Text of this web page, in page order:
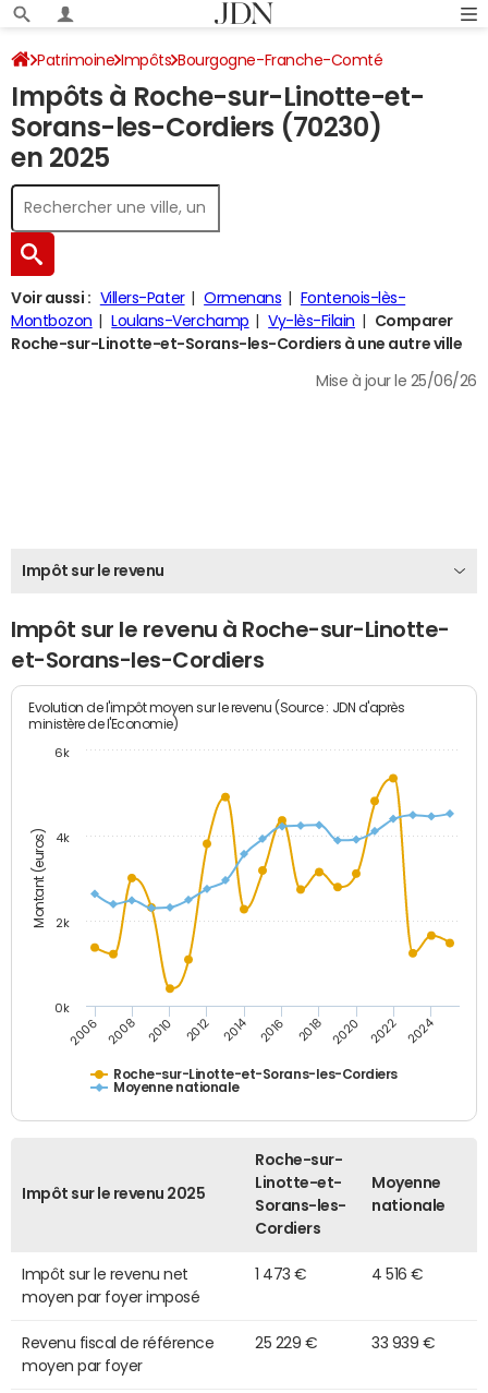
Patrimoine Impôts Bourgogne-Franche-Comté
Haute-Saône Roche-sur-Linotte-et-Sorans-les-Cordiers
Impôt sur le revenu
Impôts à Roche-sur-Linotte-et-
Sorans-les-Cordiers (70230)
en 2025
Voir aussi : Villers-Pater Ormenans
Fontenois-lès-
Montbozon
Loulans-Verchamp Vy-lès-Filain
Comparer
Roche-sur-Linotte-et-Sorans-les-Cordiers à une autre ville
Mise à jour le 25/06/26
Impôt sur le revenu
Impôt sur le revenu à Roche-sur-Linotte-
et-Sorans-les-Cordiers
Montant (euros)
Evolution de l'impôt moyen sur le revenu (Source : JDN d'après
ministère de l'Economie)
Roche-sur-Linotte-et-Sorans-les-Cordiers
Moyenne nationale
2006 2008 2010 2012 2014 2016 2018 2020 2022 2024
0k
2k
4k
6k
Impôt sur le revenu 2025
Roche-sur-
Linotte-et-
Sorans-les-
Cordiers
Moyenne
nationale
Impôt sur le revenu net
moyen par foyer imposé
1 473 € 4 516 €
Revenu fiscal de référence
moyen par foyer
25 229 € 33 939 €